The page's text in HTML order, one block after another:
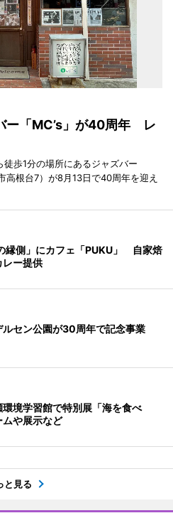
ー「MC’s」が40周年 レ
歩1分の場所にあるジャズバー
高根台7）が8月13日で40周年を迎え
縁側」にカフェ「PUKU」 自家焙
レー提供
ルセン公園が30周年で記念事業
境学習館で特別展「海を食べ
や展示など
と見る